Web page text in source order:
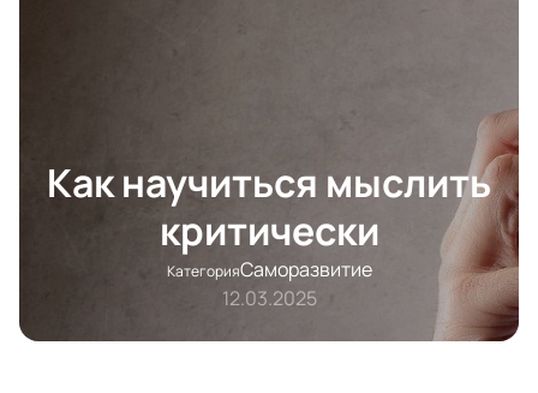
Как научиться мыслить
критически
КатегорияСаморазвитие
12.03.2025